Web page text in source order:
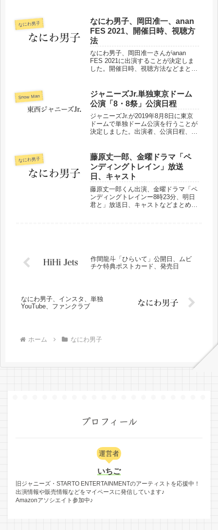
なにわ男子
なにわ男子、岡田准一、anan
FES 2021、開催日時、視聴方
法
なにわ男子、岡田准一さんがanan
FES 2021に出演することが決定しま
した。開催日時、視聴方法などまとめ
Snow Man
ジャニーズJr.単独東京ドーム
公演「8・8祭」公演日程
ジャニーズJr.が2019年8月8日に東京
ドームで単独ドーム公演を行うことが
決定しました。出演者、公演日程、チ
なにわ男子
藤原丈一郎、金曜ドラマ「ペ
ンディングトレイン」放送
日、キャスト
藤原丈一郎くん出演、金曜ドラマ「ペ
ンディングトレインー8時23分、明日
君と」放送日、キャストなどまとめま
作間龍斗「ひらいて」公開日、ムビ
チケ特典ポストカード、発売日
なにわ男子、インスタ、単独
YouTube、ファンクラブ
ホーム なにわ男子
プロフィール
運営者
いちご
旧ジャニーズ・STARTO ENTERTAINMENTのアーティストを応援中！
出演情報や販売情報などをマイペースに発信しています♪
Amazonアソシエイト参加中♪